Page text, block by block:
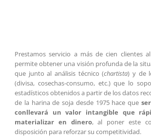
Prestamos servicio a más de cien clientes
permite obtener una visión profunda de la
que junto al análisis técnico (chartista) y de
(divisa, cosechas-consumo, etc.) que lo
estadísticos obtenidos a partir de los datos
de la harina de soja desde 1975 hace que
conllevará un valor intangible que
materializar en dinero, al poner este
disposición para reforzar su competitividad.